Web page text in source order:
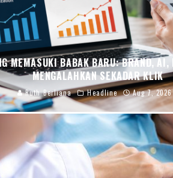
MEMASUKI BABAK BARU: BRAND, AI,
MENGALAHKAN SEKADAR KLIK
Ruth Berliana Headline Aug 7, 2026